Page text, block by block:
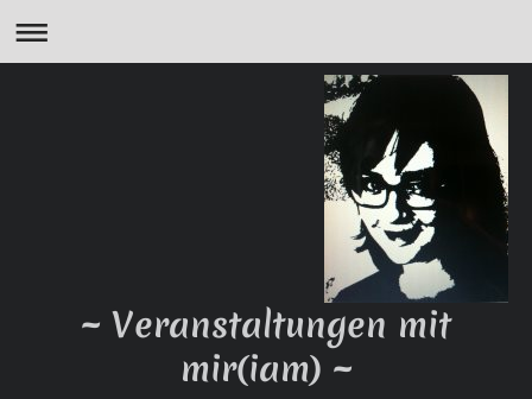
~ Veranstaltungen mit
mir(iam) ~